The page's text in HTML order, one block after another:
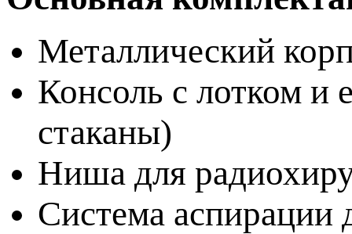
Металлический
Консоль с лотком и
стаканы)
Ниша для
Система аспирации